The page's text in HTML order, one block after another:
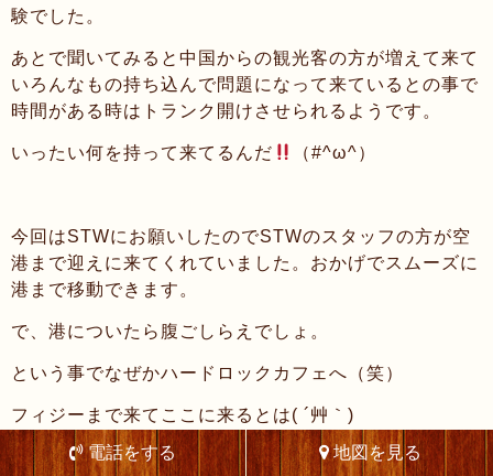
電話をする 地図を見る
験でした。
あとで聞いてみると中国からの観光客の方が増えて来て
いろんなもの持ち込んで問題になって来ているとの事で
時間がある時はトランク開けさせられるようです。
いったい何を持って来てるんだ （#^ω^）
今回はSTWにお願いしたのでSTWのスタッフの方が空
港まで迎えに来てくれていました。おかげでスムーズに
港まで移動できます。
で、港についたら腹ごしらえでしょ。
という事でなぜかハードロックカフェへ（笑）
フィジーまで来てここに来るとは( ´艸｀)
みんなはいろいろ注文していましたが